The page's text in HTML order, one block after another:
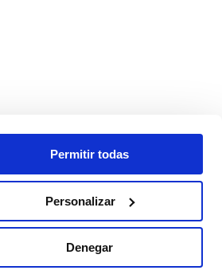
Permitir todas
Personalizar
Denegar